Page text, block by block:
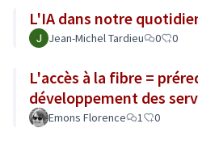
L'IA dans notre
Jean-Michel Tardieu 0 0
L'accès à la fibre =
développement des
Emons Florence 1 0